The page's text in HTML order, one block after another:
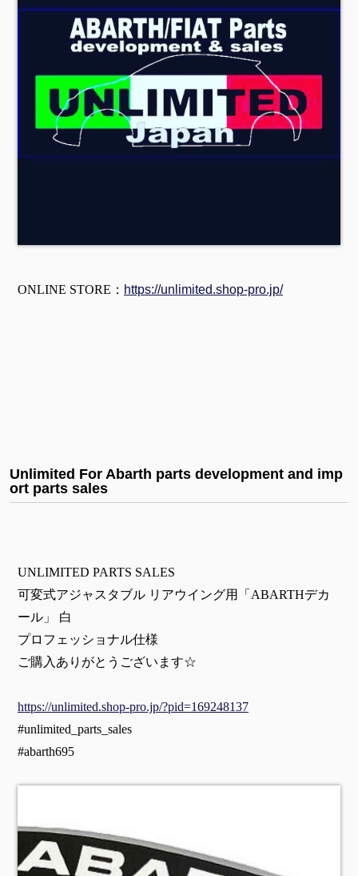
ONLINE STORE： https://unlimited.shop-pro.jp/
Unlimited For Abarth parts development and imp
ort parts sales
UNLIMITED PARTS SALES
可変式アジャスタブル リアウイング用「ABARTHデカ
ール」 白
プロフェッショナル仕様
ご購入ありがとうございます☆
https://unlimited.shop-pro.jp/?pid=169248137
#unlimited_parts_sales
#abarth695